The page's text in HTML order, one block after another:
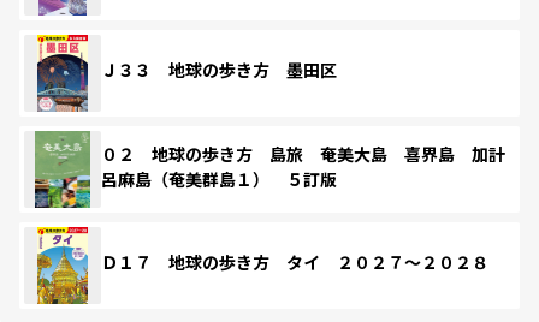
Ｊ３３ 地球の歩き方 墨田区
０２ 地球の歩き方 島旅 奄美大島 喜界島 加計
呂麻島（奄美群島１） ５訂版
Ｄ１７ 地球の歩き方 タイ ２０２７～２０２８